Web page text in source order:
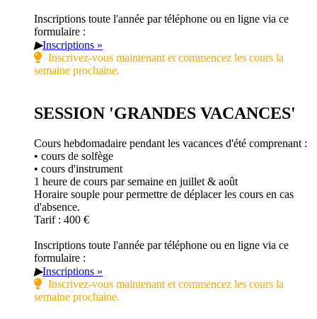
Inscriptions toute l'année par téléphone ou en ligne via ce
formulaire :
▶Inscriptions »
Inscrivez-vous maintenant et commencez les cours la
semaine prochaine.
SESSION 'GRANDES VACANCES'
Cours hebdomadaire pendant les vacances d'été comprenant :
• cours de solfège
• cours d'instrument
1 heure de cours par semaine en juillet & août
Horaire souple pour permettre de déplacer les cours en cas
d'absence.
Tarif : 400 €
Inscriptions toute l'année par téléphone ou en ligne via ce
formulaire :
▶Inscriptions »
Inscrivez-vous maintenant et commencez les cours la
semaine prochaine.